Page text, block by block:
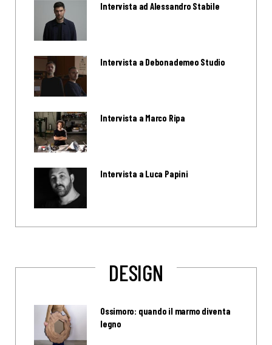
Intervista ad Alessandro Stabile
Intervista a Debonademeo Studio
Intervista a Marco Ripa
Intervista a Luca Papini
DESIGN
Ossimoro: quando il marmo diventa
legno